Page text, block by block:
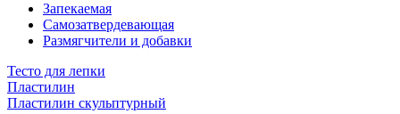
Запекаемая
Самозатвердевающая
Размягчители и добавки
Тесто для лепки
Пластилин
Пластилин скульптурный